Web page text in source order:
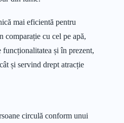
mai eficientă pentru
comparație cu cel pe apă,
funcționalitatea și în prezent,
și servind drept atracție
circulă conform unui